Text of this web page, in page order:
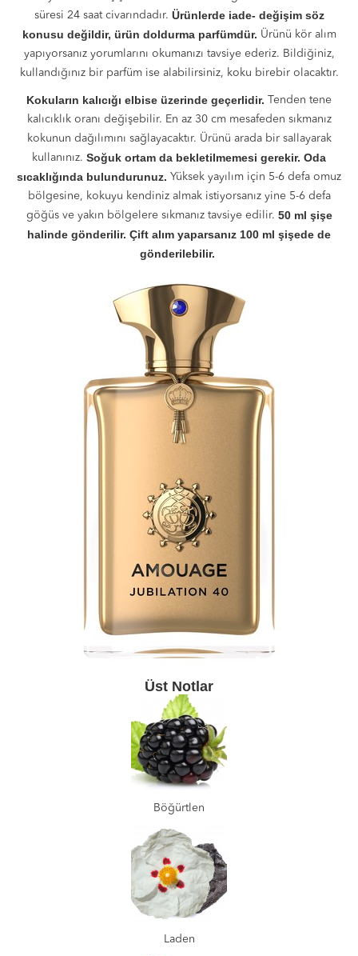
süresi 24 saat civarındadır. Ürünlerde iade- değişim söz
konusu değildir, ürün doldurma parfümdür. Ürünü kör alım
yapıyorsanız yorumlarını okumanızı tavsiye ederiz. Bildiğiniz,
kullandığınız bir parfüm ise alabilirsiniz, koku birebir olacaktır.
Kokuların kalıcığı elbise üzerinde geçerlidir.
Tenden tene
kalıcıklık oranı değişebilir. En az 30 cm mesafeden sıkmanız
kokunun dağılımını sağlayacaktır. Ürünü arada bir sallayarak
kullanınız. Soğuk ortam da bekletilmemesi gerekir. Oda
sıcaklığında bulundurunuz. Yüksek yayılım için 5-6 defa omuz
bölgesine, kokuyu kendiniz almak istiyorsanız yine 5-6 defa
göğüs ve yakın bölgelere sıkmanız tavsiye edilir. 50 ml şişe
halinde gönderilir. Çift alım yaparsanız 100 ml şişede de
gönderilebilir.
Üst Notlar
Böğürtlen
Laden